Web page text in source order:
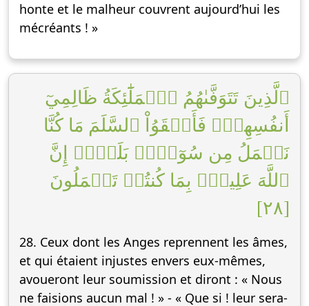
honte et le malheur couvrent aujourd’hui les
mécréants ! »
ٱلَّذِينَ تَتَوَفَّىٰهُمُ ٱلۡمَلَٰٓئِكَةُ ظَالِمِيٓ
أَنفُسِهِمۡۖ فَأَلۡقَوُاْ ٱلسَّلَمَ مَا كُنَّا
نَعۡمَلُ مِن سُوٓءِۭۚ بَلَىٰٓۚ إِنَّ
ٱللَّهَ عَلِيمُۢ بِمَا كُنتُمۡ تَعۡمَلُونَ
[٢٨]
28. Ceux dont les Anges reprennent les âmes,
et qui étaient injustes envers eux-mêmes,
avoueront leur soumission et diront : « Nous
ne faisions aucun mal ! » - « Que si ! leur sera-